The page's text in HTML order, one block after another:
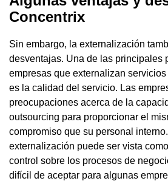
Concentrix
Sin embargo, la externalización
desventajas. Una de las principales
empresas que externalizan
es la calidad del servicio. Las
preocupaciones acerca de la
outsourcing para proporcionar el
compromiso que su personal
externalización puede ser vista
control sobre los procesos de
difícil de aceptar para algunas